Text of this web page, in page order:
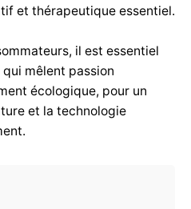
et thérapeutique essentiel.
il est essentiel
mêlent passion
écologique, pour un
et la technologie